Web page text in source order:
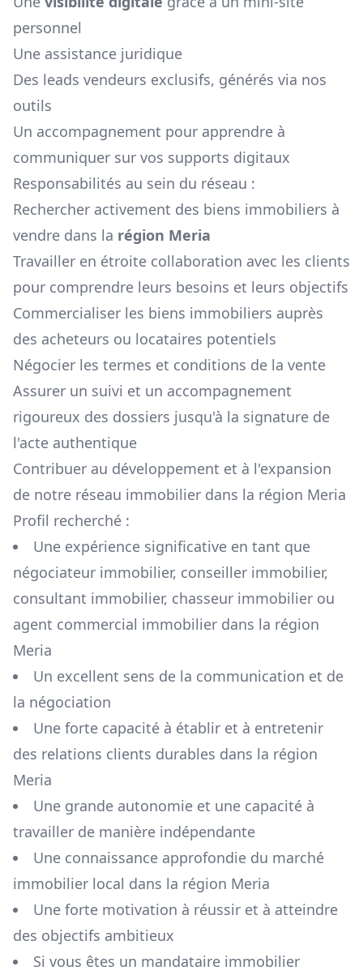
personnel
Une assistance juridique
Des leads vendeurs exclusifs, générés via nos
outils
Un accompagnement pour apprendre à
communiquer sur vos supports digitaux
Responsabilités au sein du réseau :
Rechercher activement des biens immobiliers à
vendre dans la région Meria
Travailler en étroite collaboration avec les clients
pour comprendre leurs besoins et leurs objectifs
Commercialiser les biens immobiliers auprès
des acheteurs ou locataires potentiels
Négocier les termes et conditions de la vente
Assurer un suivi et un accompagnement
rigoureux des dossiers jusqu'à la signature de
l'acte authentique
Contribuer au développement et à l'expansion
de notre réseau immobilier dans la région Meria
Profil recherché :
Une expérience significative en tant que
négociateur immobilier, conseiller immobilier,
consultant immobilier, chasseur immobilier ou
agent commercial immobilier dans la région
Meria
Un excellent sens de la communication et de
la négociation
Une forte capacité à établir et à entretenir
des relations clients durables dans la région
Meria
Une grande autonomie et une capacité à
travailler de manière indépendante
Une connaissance approfondie du marché
immobilier local dans la région Meria
Une forte motivation à réussir et à atteindre
des objectifs ambitieux
Si vous êtes un mandataire immobilier